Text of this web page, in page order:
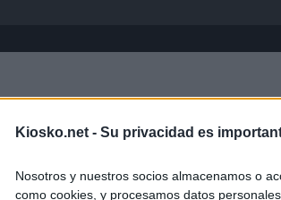
Kiosko.net - Su privacidad es
Nosotros y nuestros socios almacenamos o
como cookies, y procesamos datos